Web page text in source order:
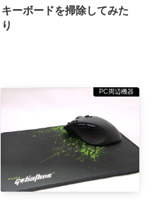
キーボードを掃除してみた
り
PC周辺機器